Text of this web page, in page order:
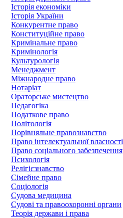
Історія економіки
Історія України
Конкурентне право
Конституційне право
Кримінальне право
Кримінологія
Культурологія
Менеджмент
Міжнародне право
Нотаріат
Ораторське мистецтво
Педагогіка
Податкове право
Політологія
Порівняльне правознавство
Право інтелектуальної власності
Право соціального забезпечення
Психологія
Релігієзнавство
Сімейне право
Соціологія
Судова медицина
Судові та правоохоронні органи
Теорія держави і права